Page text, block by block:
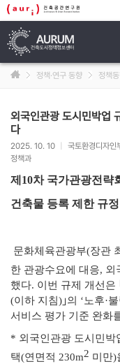
정책·연구 동향 정책
외국인관광 도시민박업
다
2025. 10. 10 국토환경디자인
정책과
제10차 국가관광전략
건축물 등록 제한 규
문화체육관광부(장관
한 관광수요에 대응, 외
했다. 이번 규제 개 선은
(이하 지침)｣의 ‘노후·
서비스 평가 기준 완화
* 외국인관광 도시민박
택(연면적 230m2 미만)